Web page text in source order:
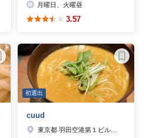
月曜日、火曜昼
3.57
初選出
cuud